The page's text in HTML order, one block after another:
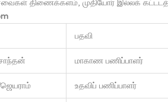
திணைக்களம், முதியோர் இல்லக் கட்டடத்
பதவி
மாகாண பணிப்பாளர்
உதவிப் பணிப்பாளர்